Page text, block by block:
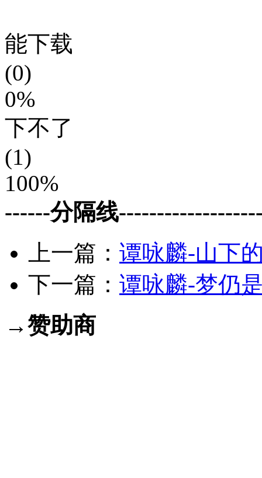
能下载
(0)
0%
下不了
(1)
100%
------分隔线
上一篇： 谭咏麟-山下
下一篇： 谭咏麟-梦仍
→赞助商